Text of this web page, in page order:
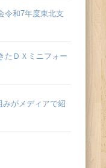
令和7年度東北支
たＤＸミニフォー
がメディアで紹